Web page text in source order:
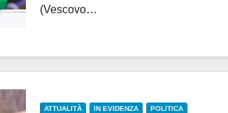
(Vescovo…
ATTUALITÀ IN EVIDENZA POLITICA